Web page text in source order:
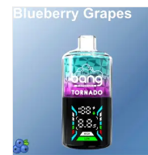
de vaporização graças